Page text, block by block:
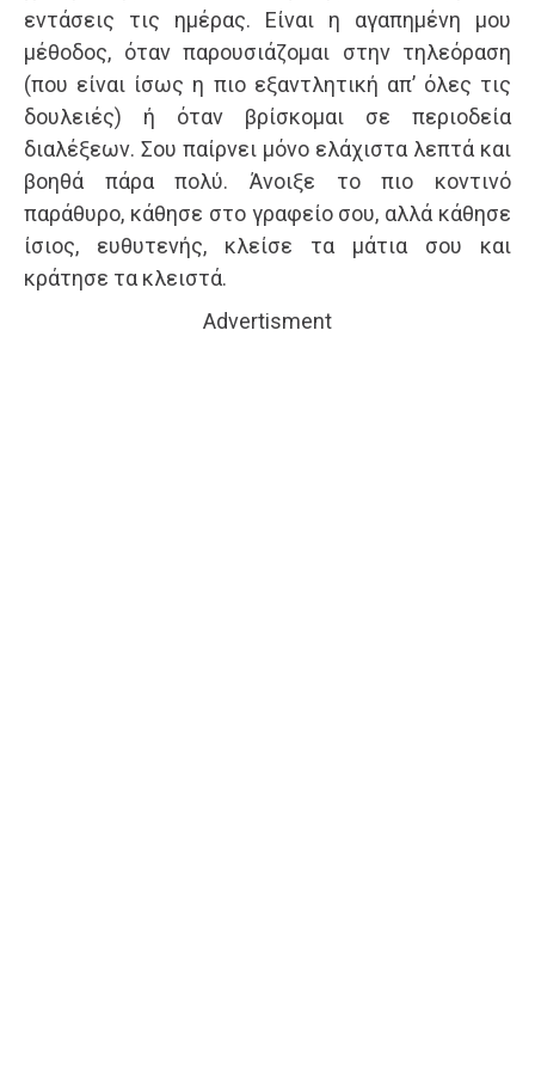
εντάσεις τις ημέρας. Είναι η αγαπημένη μου
μέθοδος, όταν παρουσιάζομαι στην τηλεόραση
(που είναι ίσως η πιο εξαντλητική απ’ όλες τις
δουλειές) ή όταν βρίσκομαι σε περιοδεία
διαλέξεων. Σου παίρνει μόνο ελάχιστα λεπτά και
βοηθά πάρα πολύ. Άνοιξε το πιο κοντινό
παράθυρο, κάθησε στο γραφείο σου, αλλά κάθησε
ίσιος, ευθυτενής, κλείσε τα μάτια σου και
κράτησε τα κλειστά.
Advertisment